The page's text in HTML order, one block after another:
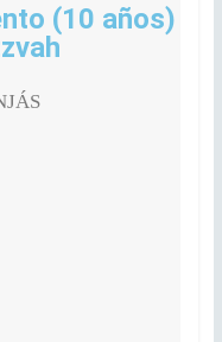
(10 años)